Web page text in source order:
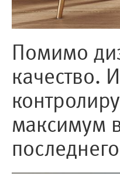
Помимо
качество.
максимум